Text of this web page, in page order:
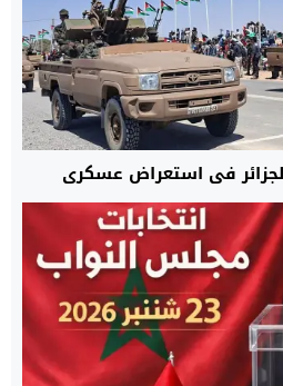
في استعراض عسكري